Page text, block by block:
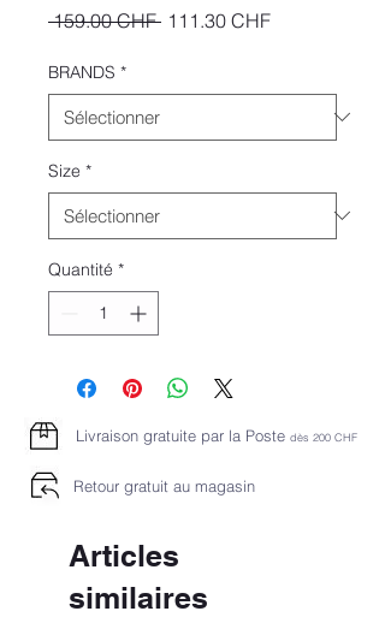
159.00 CHF Prix
111.30 CHFPrix
BRANDS *
Size *
Quantité *
Livraison gratuite par la Poste dès 200 CHF
Retour gratuit au magasin
Articles
similaires